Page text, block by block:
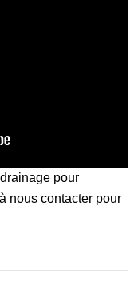
pour
nous contacter pour